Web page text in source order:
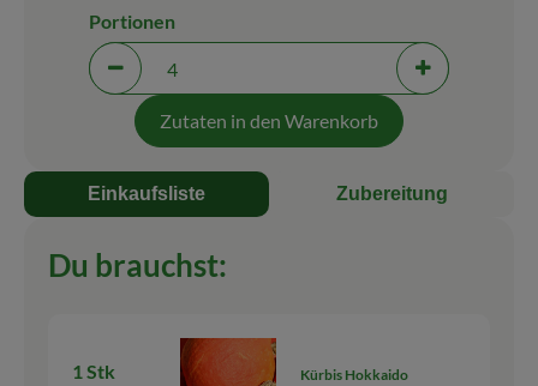
Portionen verringern (aktuell 4 Portionen
Portionen
Portionen
Zutaten in den Warenkorb
Einkaufsliste Zubereitung
Du brauchst:
1 Stk
Kürbis Hokkaido